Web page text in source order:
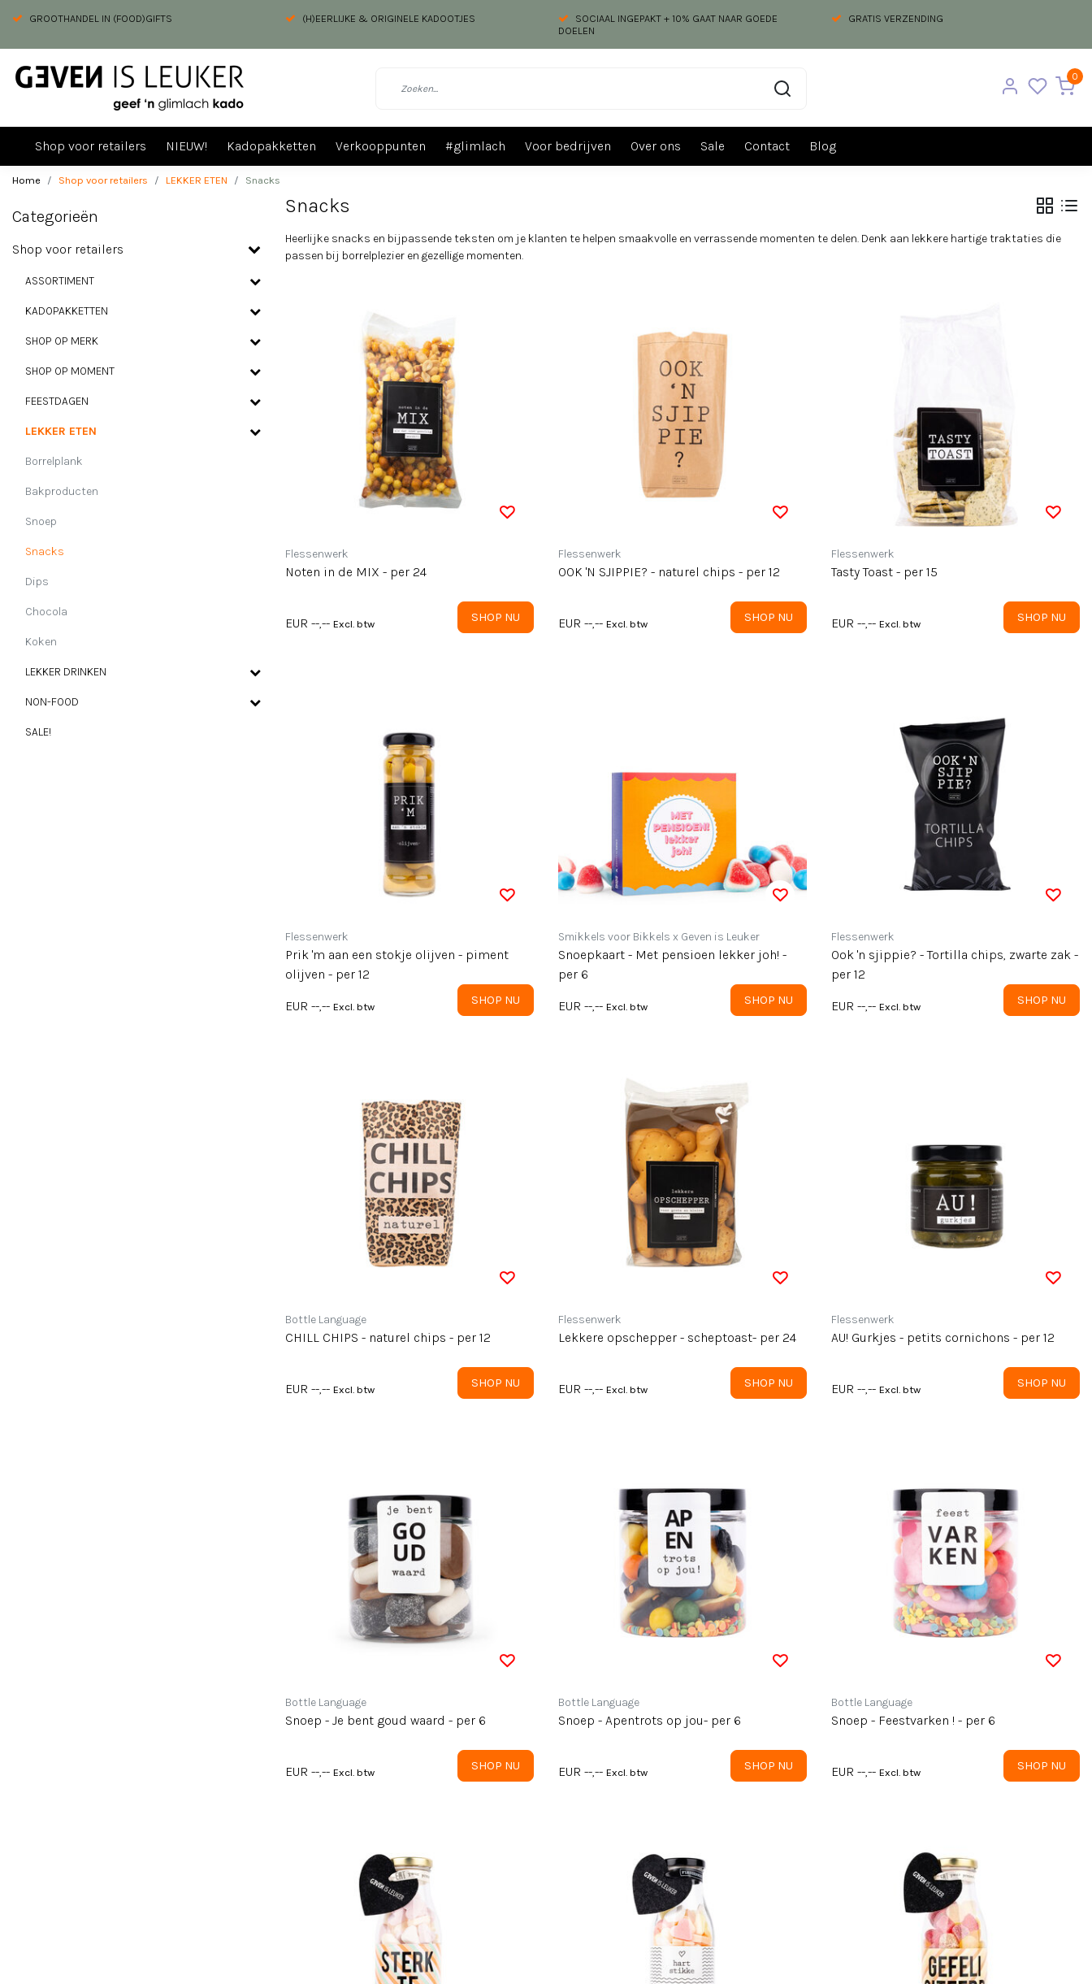
GROOTHANDEL IN (FOOD)GIFTS (H)EERLIJKE & ORIGINELE KADOOTJES
SOCIAAL INGEPAKT + 10% GAAT NAAR GOEDE
DOELEN
GRATIS VERZENDING
0
Shop voor retailers NIEUW! Kadopakketten Verkooppunten #glimlach Voor bedrijven Over ons Sale Contact Blog
Home Shop voor retailers LEKKER ETEN Snacks
Categorieën
Shop voor retailers
ASSORTIMENT
KADOPAKKETTEN
SHOP OP MERK
SHOP OP MOMENT
FEESTDAGEN
LEKKER ETEN
Borrelplank
Bakproducten
Snoep
Snacks
Dips
Chocola
Koken
LEKKER DRINKEN
NON-FOOD
SALE!
Snacks
Heerlijke snacks en bijpassende teksten om je klanten te helpen smaakvolle en verrassende momenten te delen. Denk aan lekkere hartige traktaties die
passen bij borrelplezier en gezellige momenten.
Flessenwerk
Noten in de MIX - per 24
EUR --,-- Excl. btw SHOP NU
Flessenwerk
OOK 'N SJIPPIE? - naturel chips - per 12
EUR --,-- Excl. btw SHOP NU
Flessenwerk
Tasty Toast - per 15
EUR --,-- Excl. btw SHOP NU
Flessenwerk
Prik 'm aan een stokje olijven - piment
olijven - per 12
EUR --,-- Excl. btw SHOP NU
Smikkels voor Bikkels x Geven is Leuker
Snoepkaart - Met pensioen lekker joh! -
per 6
EUR --,-- Excl. btw SHOP NU
Flessenwerk
Ook 'n sjippie? - Tortilla chips, zwarte zak -
per 12
EUR --,-- Excl. btw SHOP NU
Bottle Language
CHILL CHIPS - naturel chips - per 12
EUR --,-- Excl. btw SHOP NU
Flessenwerk
Lekkere opschepper - scheptoast- per 24
EUR --,-- Excl. btw SHOP NU
Flessenwerk
AU! Gurkjes - petits cornichons - per 12
EUR --,-- Excl. btw SHOP NU
Bottle Language
Snoep - Je bent goud waard - per 6
EUR --,-- Excl. btw SHOP NU
Bottle Language
Snoep - Apentrots op jou- per 6
EUR --,-- Excl. btw SHOP NU
Bottle Language
Snoep - Feestvarken ! - per 6
EUR --,-- Excl. btw SHOP NU